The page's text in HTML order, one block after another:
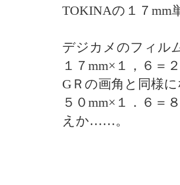
TOKINAの１７
デジカメのフィ
１７mm×１，６＝
GＲの画角と同様
５０mm×１．６
えか……。